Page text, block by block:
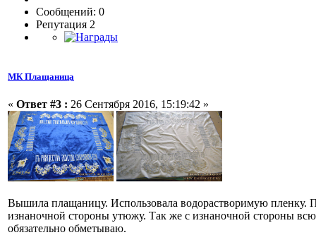
Сообщений: 0
Репутация 2
МК Плащаница
« Ответ #3 : 26 Сентября 2016, 15:19:42 »
Вышила плащаницу. Использовала водорастворимую пленку.
изнаночной стороны утюжу. Так же с изнаночной стороны
обязательно обметываю.